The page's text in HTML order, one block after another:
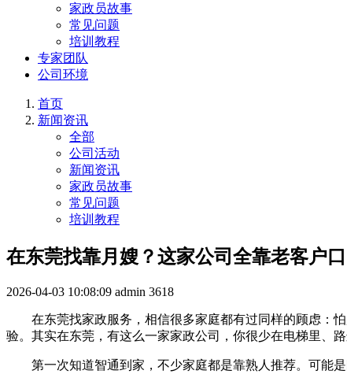
家政员故事
常见问题
培训教程
专家团队
公司环境
首页
新闻资讯
全部
公司活动
新闻资讯
家政员故事
常见问题
培训教程
在东莞找靠月嫂？这家公司全靠老客户
2026-04-03 10:08:09 admin 3618
在东莞找家政服务，相信很多家庭都有过同样的顾虑：
验。其实在东莞，有这么一家家政公司，你很少在电梯里、
第一次知道智通到家，不少家庭都是靠熟人推荐。可能